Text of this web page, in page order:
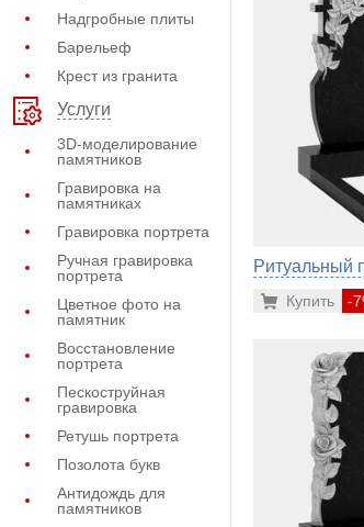
Надгробные плиты
Барельеф
Крест из гранита
Услуги
3D-моделирование
памятников
Гравировка на
памятниках
Гравировка портрета
Ручная гравировка
портрета
Цветное фото на
памятник
Восстановление
портрета
Пескоструйная
гравировка
Ретушь портрета
Позолота букв
Антидождь для
памятников
Ритуальный
-
Купить